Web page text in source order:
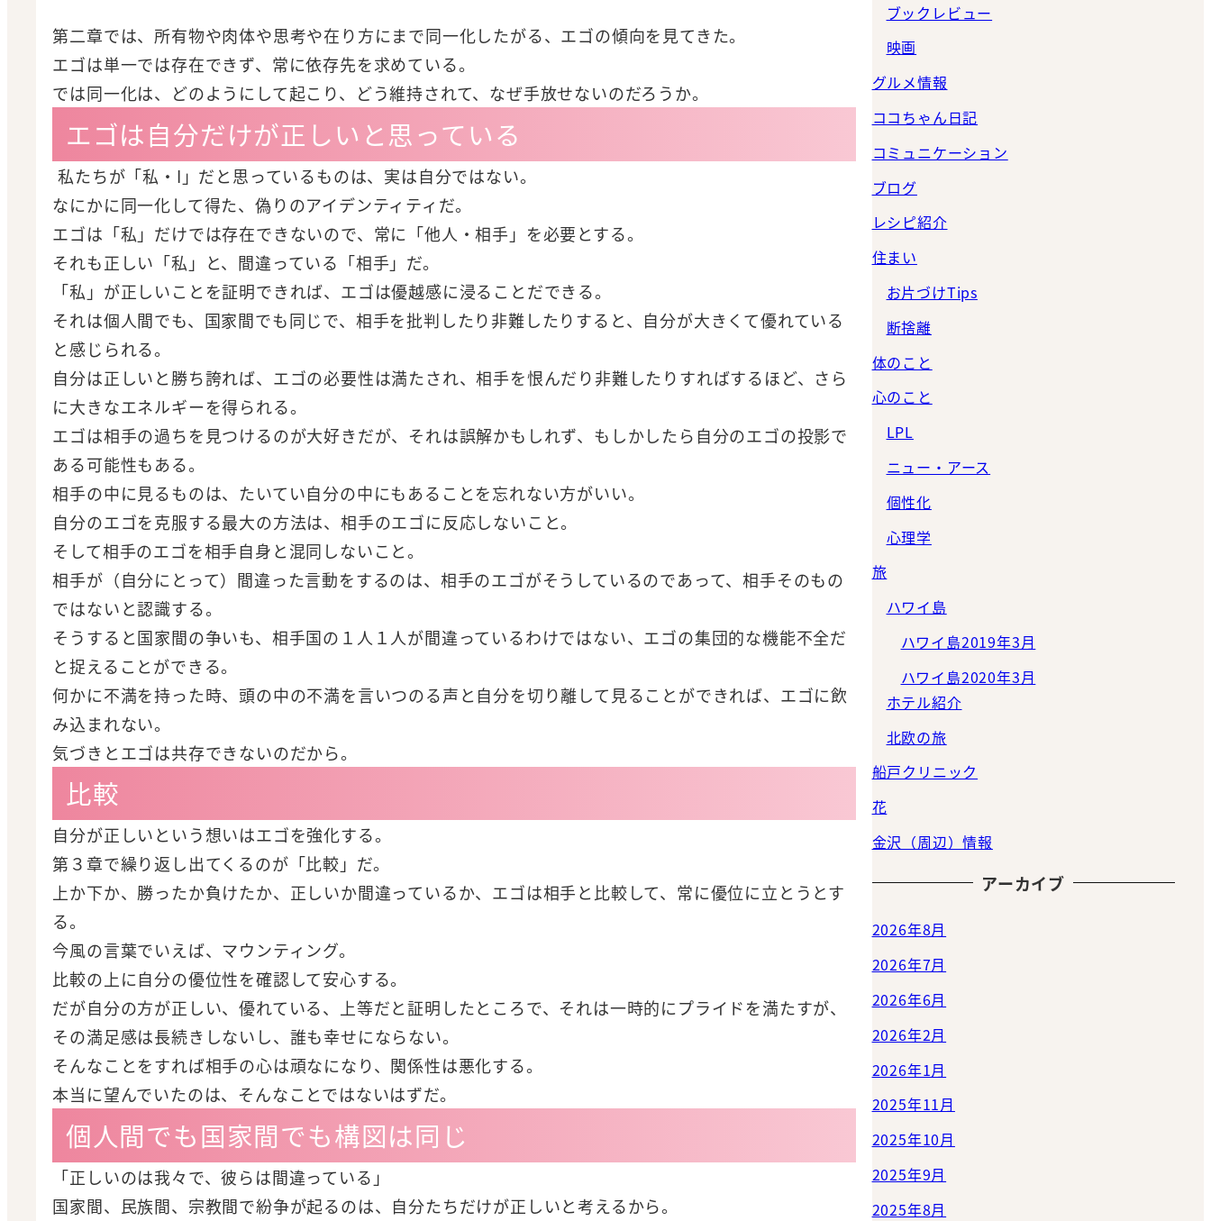
第二章では、所有物や肉体や思考や在り方にまで同一化したがる、エゴの傾向を見てきた。
エゴは単一では存在できず、常に依存先を求めている。
では同一化は、どのようにして起こり、どう維持されて、なぜ手放せないのだろうか。
エゴは自分だけが正しいと思っている
私たちが「私・I」だと思っているものは、実は自分ではない。
なにかに同一化して得た、偽りのアイデンティティだ。
エゴは「私」だけでは存在できないので、常に「他人・相手」を必要とする。
それも正しい「私」と、間違っている「相手」だ。
「私」が正しいことを証明できれば、エゴは優越感に浸ることだできる。
それは個人間でも、国家間でも同じで、相手を批判したり非難したりすると、自分が大きくて優れている
と感じられる。
自分は正しいと勝ち誇れば、エゴの必要性は満たされ、相手を恨んだり非難したりすればするほど、さら
に大きなエネルギーを得られる。
エゴは相手の過ちを見つけるのが大好きだが、それは誤解かもしれず、もしかしたら自分のエゴの投影で
ある可能性もある。
相手の中に見るものは、たいてい自分の中にもあることを忘れない方がいい。
自分のエゴを克服する最大の方法は、相手のエゴに反応しないこと。
そして相手のエゴを相手自身と混同しないこと。
相手が（自分にとって）間違った言動をするのは、相手のエゴがそうしているのであって、相手そのもの
ではないと認識する。
そうすると国家間の争いも、相手国の１人１人が間違っているわけではない、エゴの集団的な機能不全だ
と捉えることができる。
何かに不満を持った時、頭の中の不満を言いつのる声と自分を切り離して見ることができれば、エゴに飲
み込まれない。
気づきとエゴは共存できないのだから。
比較
自分が正しいという想いはエゴを強化する。
第３章で繰り返し出てくるのが「比較」だ。
上か下か、勝ったか負けたか、正しいか間違っているか、エゴは相手と比較して、常に優位に立とうとす
る。
今風の言葉でいえば、マウンティング。
比較の上に自分の優位性を確認して安心する。
だが自分の方が正しい、優れている、上等だと証明したところで、それは一時的にプライドを満たすが、
その満足感は長続きしないし、誰も幸せにならない。
そんなことをすれば相手の心は頑なになり、関係性は悪化する。
本当に望んでいたのは、そんなことではないはずだ。
個人間でも国家間でも構図は同じ
「正しいのは我々で、彼らは間違っている」
国家間、民族間、宗教間で紛争が起るのは、自分たちだけが正しいと考えるから。
ブックレビュー
映画
グルメ情報
ココちゃん日記
コミュニケーション
ブログ
レシピ紹介
住まい
お片づけTips
断捨離
体のこと
心のこと
LPL
ニュー・アース
個性化
心理学
旅
ハワイ島
ハワイ島2019年3月
ハワイ島2020年3月
ホテル紹介
北欧の旅
船戸クリニック
花
金沢（周辺）情報
アーカイブ
2026年8月
2026年7月
2026年6月
2026年2月
2026年1月
2025年11月
2025年10月
2025年9月
2025年8月